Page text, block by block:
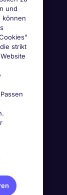
und
können
strikt